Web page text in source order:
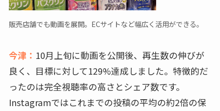
販売店舗でも動画を展開。ECサイトなど幅広く活用ができる。
今津： 10月上旬に動画を公開後、再生数の伸びが
良く、目標に対して129%達成しました。特徴的だ
ったのは完全視聴率の高さとシェア数です。
Instagramではこれまでの投稿の平均の約2倍の保